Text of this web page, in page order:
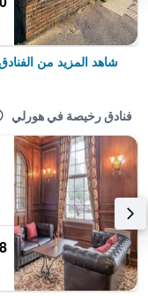
شاهد المزيد من
فنادق رخيصة في هورلي